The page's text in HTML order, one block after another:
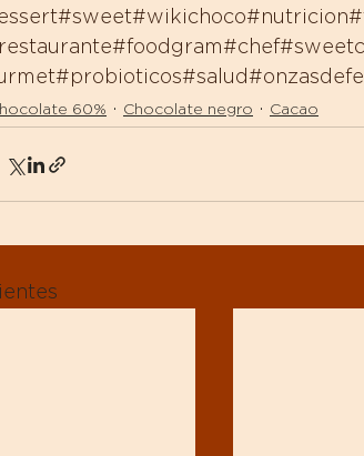
#sweet#wikichoco#nutricion
#foodgram#chef
#probioticos#salud
60% Chocolate negro Cacao